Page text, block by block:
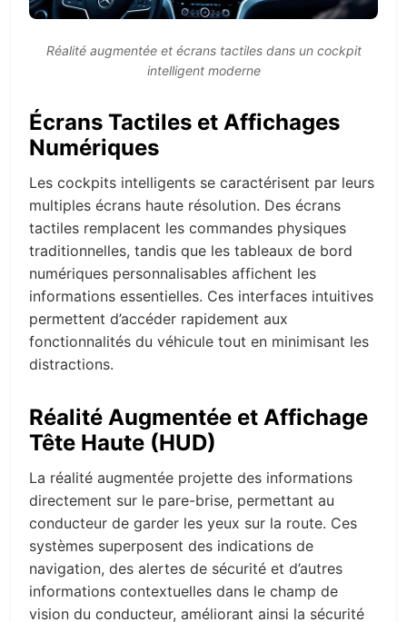
Réalité augmentée et écrans tactiles dans un cockpit
intelligent moderne
Écrans Tactiles et Affichages
Numériques
Les cockpits intelligents se caractérisent par leurs
multiples écrans haute résolution. Des écrans
tactiles remplacent les commandes physiques
traditionnelles, tandis que les tableaux de bord
numériques personnalisables affichent les
informations essentielles. Ces interfaces intuitives
permettent d’accéder rapidement aux
fonctionnalités du véhicule tout en minimisant les
distractions.
Réalité Augmentée et Affichage
Tête Haute (HUD)
La réalité augmentée projette des informations
directement sur le pare-brise, permettant au
conducteur de garder les yeux sur la route. Ces
systèmes superposent des indications de
navigation, des alertes de sécurité et d’autres
informations contextuelles dans le champ de
vision du conducteur, améliorant ainsi la sécurité